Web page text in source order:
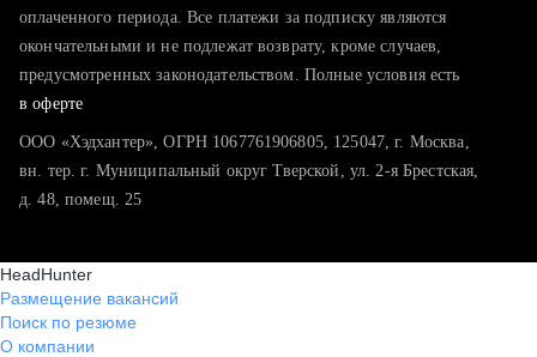
оплаченного периода. Все платежи за подписку являются
окончательными и не подлежат возврату, кроме случаев,
предусмотренных законодательством. Полные условия есть
в оферте
ООО «Хэдхантер», ОГРН 1067761906805, 125047, г. Москва,
вн. тер. г. Муниципальный округ Тверской, ул. 2-я Брестская,
д. 48, помещ. 25
HeadHunter
Размещение вакансий
Поиск по резюме
О компании